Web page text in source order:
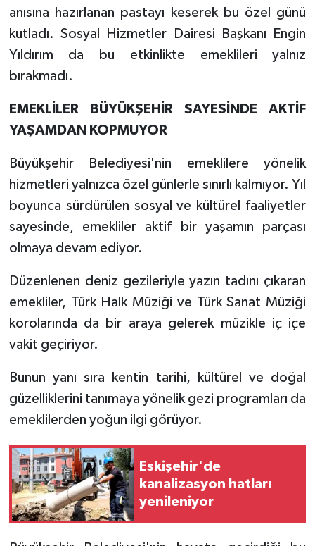
anısına hazırlanan pastayı keserek bu özel günü
kutladı. Sosyal Hizmetler Dairesi Başkanı Engin
Yıldırım da bu etkinlikte emeklileri yalnız
bırakmadı.
EMEKLİLER BÜYÜKŞEHİR SAYESİNDE AKTİF
YAŞAMDAN KOPMUYOR
Büyükşehir Belediyesi'nin emeklilere yönelik
hizmetleri yalnızca özel günlerle sınırlı kalmıyor. Yıl
boyunca sürdürülen sosyal ve kültürel faaliyetler
sayesinde, emekliler aktif bir yaşamın parçası
olmaya devam ediyor.
Düzenlenen deniz gezileriyle yazın tadını çıkaran
emekliler, Türk Halk Müziği ve Türk Sanat Müziği
korolarında da bir araya gelerek müzikle iç içe
vakit geçiriyor.
Bunun yanı sıra kentin tarihi, kültürel ve doğal
güzelliklerini tanımaya yönelik gezi programları da
emeklilerden yoğun ilgi görüyor.
Eskişehir'de
kanalizasyon hatları
yenileniyor